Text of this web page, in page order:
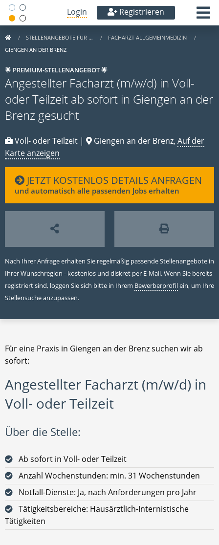
Login Registrieren
STELLENANGEBOTE FÜR …
FACHARZT ALLGEMEINMEDIZIN
GIENGEN AN DER BRENZ
🌟 PREMIUM-STELLENANGEBOT 🌟
Angestellter Facharzt (m/w/d) in Voll-
oder Teilzeit ab sofort in Giengen an der
Brenz gesucht
Voll- oder Teilzeit | Giengen an der Brenz, Auf der
Karte anzeigen
JETZT KOSTENLOS DETAILS ANFRAGEN
und automatisch alle passenden Jobs erhalten
Nach Ihrer Anfrage erhalten Sie regelmäßig passende Stellenangebote in
Ihrer Wunschregion - kostenlos und diskret per E-Mail. Wenn Sie bereits
registriert sind, loggen Sie sich bitte in Ihrem Bewerberprofilein, um Ihre
Stellensuche anzupassen.
Für eine Praxis in Giengen an der Brenz suchen wir ab
sofort:
Angestellter Facharzt (m/w/d) in
Voll- oder Teilzeit
Über die Stelle:
Ab sofort in Voll- oder Teilzeit
Anzahl Wochenstunden: min. 31 Wochenstunden
Notfall-Dienste: Ja, nach Anforderungen pro Jahr
Tätigkeitsbereiche: Hausärztlich-Internistische
Tätigkeiten